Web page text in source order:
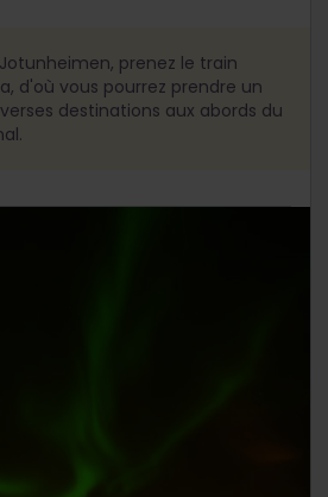
prenez le train
d'où vous pourrez prendre un
destinations aux abords du